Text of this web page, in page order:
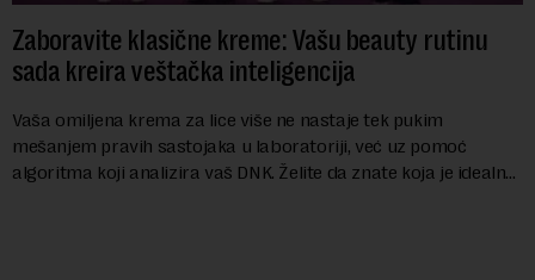
Zaboravite klasične kreme: Vašu beauty rutinu
sada kreira veštačka inteligencija
Vaša omiljena krema za lice više ne nastaje tek pukim
mešanjem pravih sastojaka u laboratoriji, već uz pomoć
algoritma koji analizira vaš DNK. Želite da znate koja je idealna